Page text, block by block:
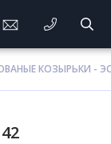
КОЗЫРЬКИ -